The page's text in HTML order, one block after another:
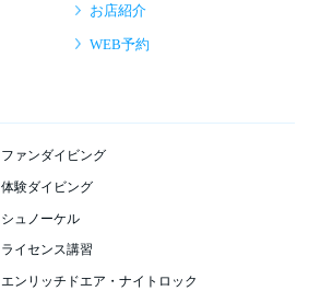
お店紹介
WEB予約
ファンダイビング
体験ダイビング
シュノーケル
ライセンス講習
エンリッチドエア・ナイトロック